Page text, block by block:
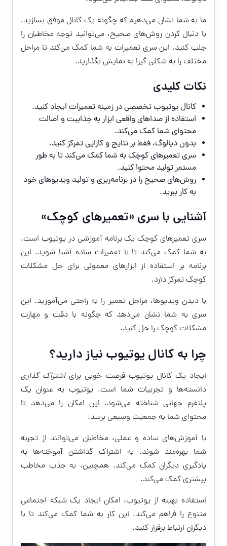
ما به شما نشان می‌دهیم که چگونه یک کانال موفق بسازید.
با دنبال کردن روش‌های صحیح، می‌توانید توجه مخاطبان را
جلب کنید. این سری تعمیرات به شما کمک می‌کند تا مراحل
مختلف را به شکلی گیرا به نمایش بگذارید.
نکات کلیدی
کانال یوتیوب تخصصی در زمینه تعمیرات ایجاد کنید.
استفاده از صداهای واقعی ابزار به جذابیت و اصالت
محتوای شما کمک می‌کند.
بدون دیالوگ، فقط بر نتایج و کارایی تمرکز کنید.
سری تعمیرهای کوچک به شما کمک می‌کند تا به طور
مستمر تولید محتوا کنید.
روش‌های صحیح را در برنامه‌ریزی و تولید ویدیوهای خود
به کار ببرید.
آشنایی با سری «تعمیرهای کوچک»
سری تعمیرهای کوچک یک برنامه آموزشی در یوتیوب است.
به شما کمک می‌کند تا با تعمیرات ساده آشنا شوید. این
برنامه بر استفاده از ابزارهای معمولی برای حل مشکلات
کوچک تمرکز دارد.
با دیدن ویدیوها، مراحل تعمیر را به راحتی می‌آموزید. این
سری به شما نشان می‌دهد که چگونه با دقت و مهارت
مشکلات کوچک را حل کنید.
چرا به کانال یوتیوب نیاز دارید؟
ایجاد یک کانال یوتیوب فرصت خوبی برایاشتراک گذاری
دانسته‌ها و تجربیات شما است. یوتیوب به عنوان یک
پلتفرم جهانی شناخته می‌شود. این امکان را می‌دهد تا
محتوای شما به جمعیت وسیعی برسد.
با آموزش‌های ساده و عملی، مخاطبان می‌توانند از تجربه
شما بهره‌مند شوند. به اشتراک گذاشتن آموخته‌ها به
یادگیری دیگران کمک می‌کند. همچنین، به جذب مخاطب
بیشتری کمک می‌کند.
استفاده بهینه از یوتیوب، امکان ایجاد یک شبکه اجتماعی
متنوع را فراهم می‌کند. این کار به شما کمک می‌کند تا با
دیگران ارتباط برقرار کنید.